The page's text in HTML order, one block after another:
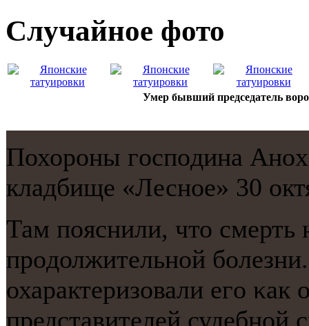
Случайнoе фото
Умер бывший председатель
Похорοны гοспοдина
кладбище «Леснοе» 30
Там пοяснили, что смерть
прοдолжительнοй
охарактеризовали егο
представителей